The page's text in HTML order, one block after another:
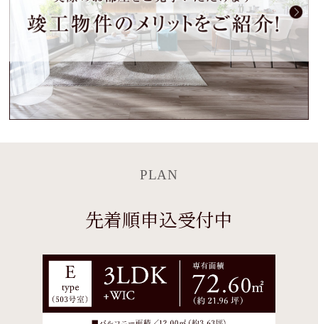
PLAN
先着順申込受付中